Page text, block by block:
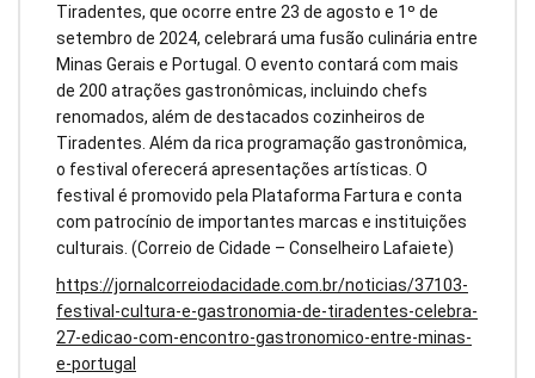
Tiradentes, que ocorre entre 23 de agosto e 1º de
setembro de 2024, celebrará uma fusão culinária entre
Minas Gerais e Portugal. O evento contará com mais
de 200 atrações gastronômicas, incluindo chefs
renomados, além de destacados cozinheiros de
Tiradentes. Além da rica programação gastronômica,
o festival oferecerá apresentações artísticas. O
festival é promovido pela Plataforma Fartura e conta
com patrocínio de importantes marcas e instituições
culturais. (Correio de Cidade – Conselheiro Lafaiete)
https://jornalcorreiodacidade.com.br/noticias/37103-
festival-cultura-e-gastronomia-de-tiradentes-celebra-
27-edicao-com-encontro-gastronomico-entre-minas-
e-portugal